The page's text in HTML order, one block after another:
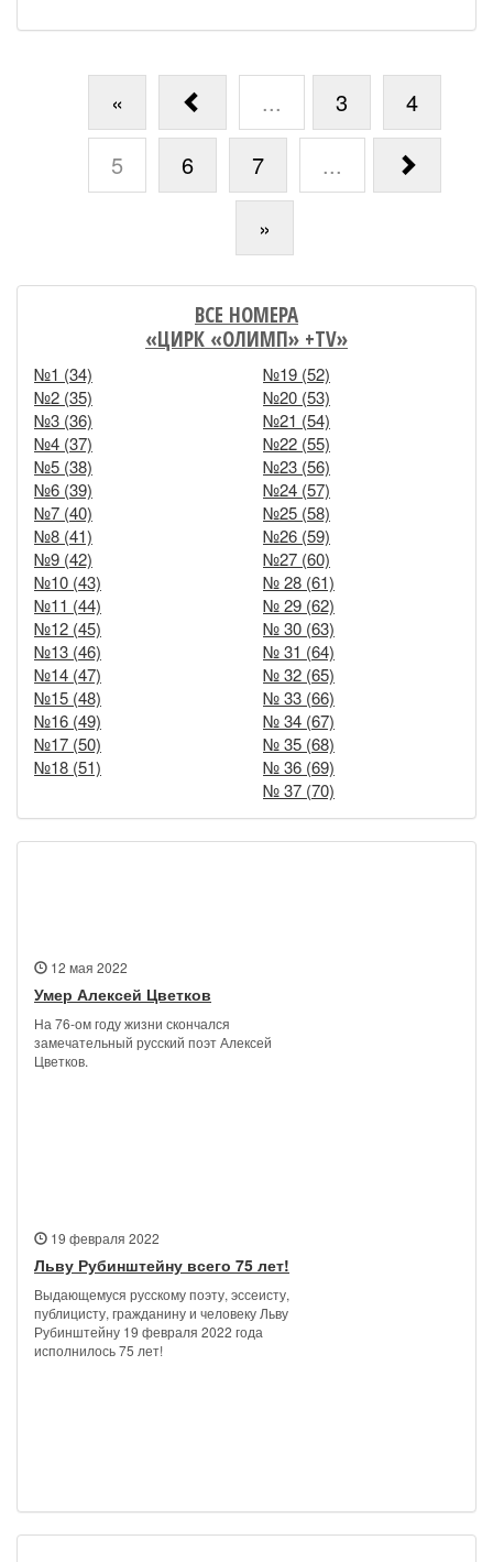
« ... 3
4
5
6 7
...
»
ВСЕ НОМЕРА
«ЦИРК «ОЛИМП» +TV»
№1 (34)
№2 (35)
№3 (36)
№4 (37)
№5 (38)
№6 (39)
№7 (40)
№8 (41)
№9 (42)
№10 (43)
№11 (44)
№12 (45)
№13 (46)
№14 (47)
№15 (48)
№16 (49)
№17 (50)
№18 (51)
№19 (52)
№20 (53)
№21 (54)
№22 (55)
№23 (56)
№24 (57)
№25 (58)
№26 (59)
№27 (60)
№ 28 (61)
№ 29 (62)
№ 30 (63)
№ 31 (64)
№ 32 (65)
№ 33 (66)
№ 34 (67)
№ 35 (68)
№ 36 (69)
№ 37 (70)
12 мая 2022
Умер Алексей Цветков
На 76-ом году жизни скончался
замечательный русский поэт Алексей
Цветков.
19 февраля 2022
Льву Рубинштейну всего 75 лет!
Выдающемуся русскому поэту, эссеисту,
публицисту, гражданину и человеку Льву
Рубинштейну 19 февраля 2022 года
исполнилось 75 лет!